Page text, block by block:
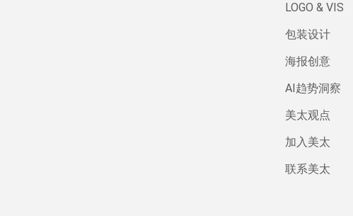
LOGO & VIS
包装设计
海报创意
AI趋势洞察
美太观点
加入美太
联系美太